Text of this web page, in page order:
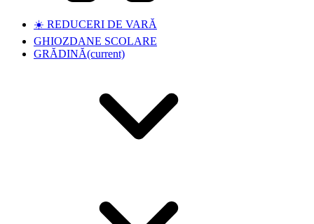
☀️ REDUCERI DE VARĂ
GHIOZDANE SCOLARE
GRĂDINĂ(current)